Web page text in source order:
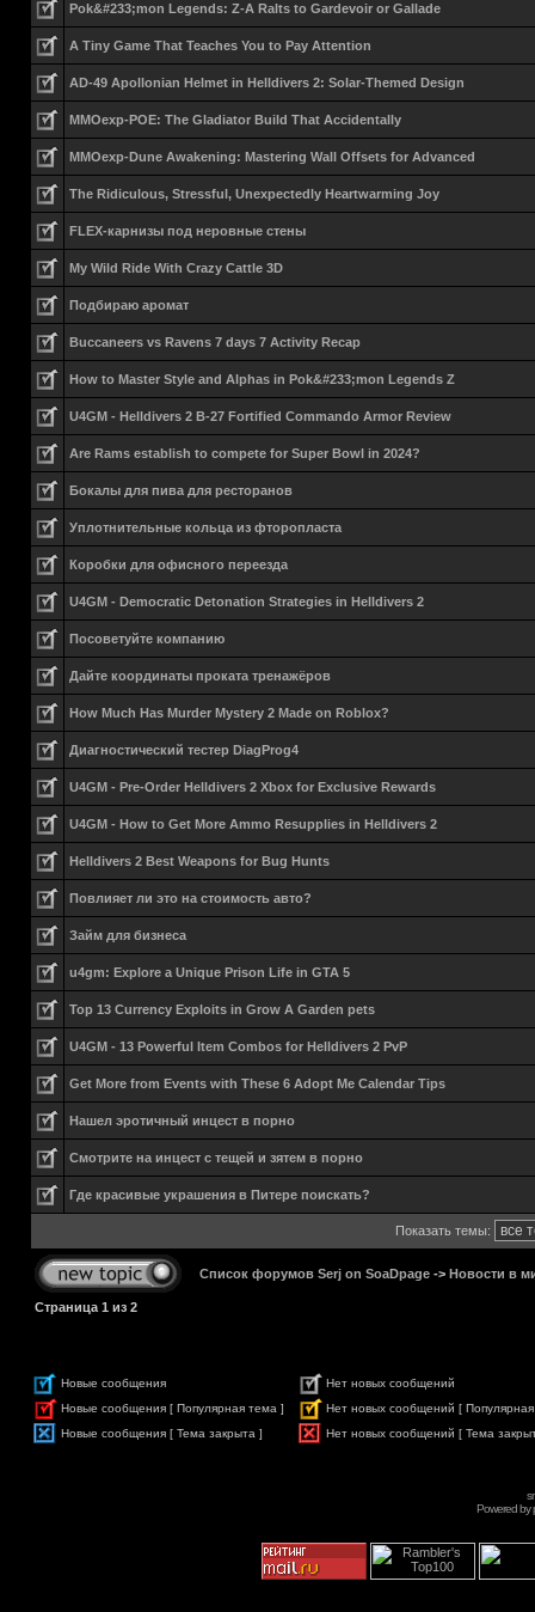
Pok&#233;mon Legends: Z-A Ralts to Gardevoir or Gallade
A Tiny Game That Teaches You to Pay Attention
AD-49 Apollonian Helmet in Helldivers 2: Solar-Themed Design
MMOexp-POE: The Gladiator Build That Accidentally
MMOexp-Dune Awakening: Mastering Wall Offsets for Advanced
The Ridiculous, Stressful, Unexpectedly Heartwarming Joy
FLEX-карнизы под неровные стены
My Wild Ride With Crazy Cattle 3D
Подбираю аромат
Buccaneers vs Ravens 7 days 7 Activity Recap
How to Master Style and Alphas in Pok&#233;mon Legends Z
U4GM - Helldivers 2 B-27 Fortified Commando Armor Review
Are Rams establish to compete for Super Bowl in 2024?
Бокалы для пива для ресторанов
Уплотнительные кольца из фторопласта
Коробки для офисного переезда
U4GM - Democratic Detonation Strategies in Helldivers 2
Посоветуйте компанию
Дайте координаты проката тренажёров
How Much Has Murder Mystery 2 Made on Roblox?
Диагностический тестер DiagProg4
U4GM - Pre-Order Helldivers 2 Xbox for Exclusive Rewards
U4GM - How to Get More Ammo Resupplies in Helldivers 2
Helldivers 2 Best Weapons for Bug Hunts
Повлияет ли это на стоимость авто?
Займ для бизнеса
u4gm: Explore a Unique Prison Life in GTA 5
Top 13 Currency Exploits in Grow A Garden pets
U4GM - 13 Powerful Item Combos for Helldivers 2 PvP
Get More from Events with These 6 Adopt Me Calendar Tips
Нашел эротичный инцест в порно
Смотрите на инцест с тещей и зятем в порно
Где красивые украшения в Питере поискать?
Показать темы:
Список форумов Serj on SoaDpage -> Новости в
Страница 1 из 2
Новые сообщения
Нет новых сообщений
Новые сообщения [ Популярная тема ]
Нет новых сообщений [
Новые сообщения [ Тема закрыта ]
Нет новых сообщений [ Тема
Powered by